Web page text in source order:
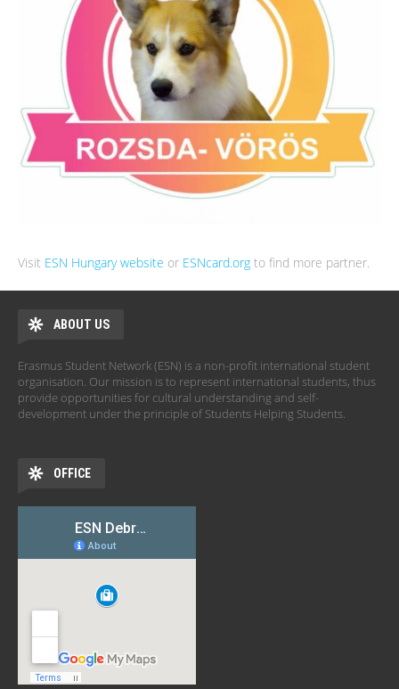
Visit ESN Hungary website or ESNcard.org to find more partner.
ABOUT US
Erasmus Student Network (ESN) is a non-profit international student
organisation. Our mission is to represent international students, thus
provide opportunities for cultural understanding and self-
development under the principle of Students Helping Students.
OFFICE